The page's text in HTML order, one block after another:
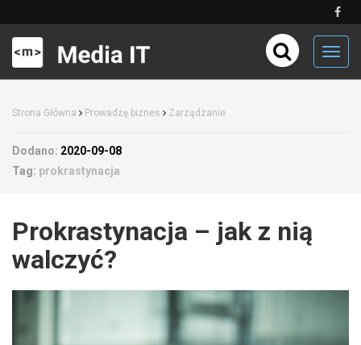
Strona Główna Prowadzę biznes Zarządzanie
Dodano: 2020-09-08
Tag: prokrastynacja
Prokrastynacja – jak z nią
walczyć?